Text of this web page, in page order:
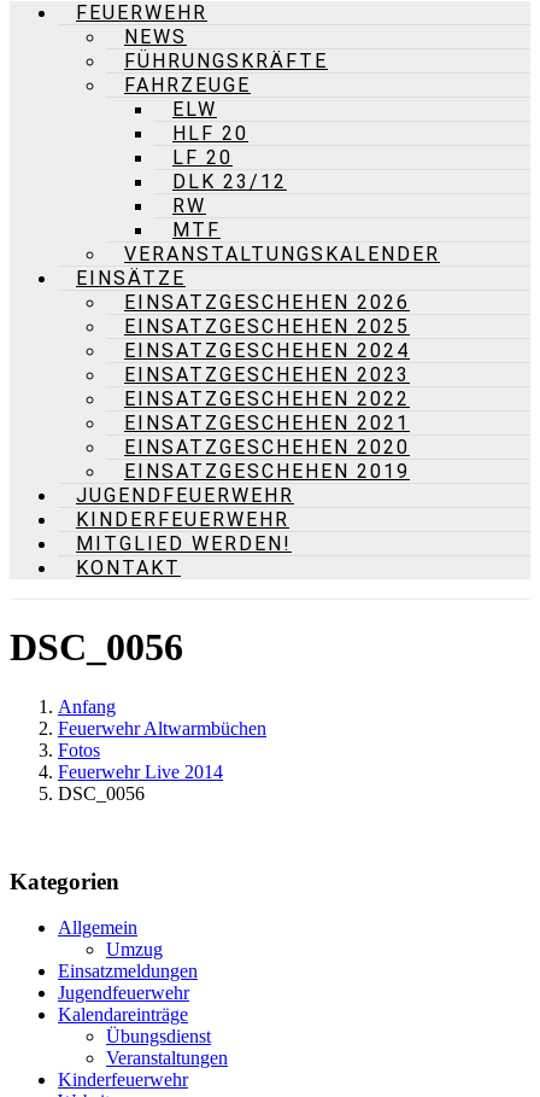
FEUERWEHR
NEWS
FÜHRUNGSKRÄFTE
FAHRZEUGE
ELW
HLF 20
LF 20
DLK 23/12
RW
MTF
VERANSTALTUNGSKALENDER
EINSÄTZE
EINSATZGESCHEHEN 2026
EINSATZGESCHEHEN 2025
EINSATZGESCHEHEN 2024
EINSATZGESCHEHEN 2023
EINSATZGESCHEHEN 2022
EINSATZGESCHEHEN 2021
EINSATZGESCHEHEN 2020
EINSATZGESCHEHEN 2019
JUGENDFEUERWEHR
KINDERFEUERWEHR
MITGLIED WERDEN!
KONTAKT
DSC_0056
Anfang
Feuerwehr Altwarmbüchen
Fotos
Feuerwehr Live 2014
DSC_0056
Kategorien
Allgemein
Umzug
Einsatzmeldungen
Jugendfeuerwehr
Kalendareinträge
Übungsdienst
Veranstaltungen
Kinderfeuerwehr